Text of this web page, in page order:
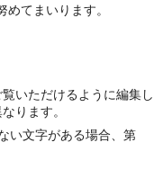
てまいります。
いただけるように編集し
ります。
い文字がある場合、第